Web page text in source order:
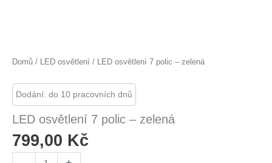
Domů / LED osvětlení / LED osvětlení 7 polic – zelená
Dodání: do 10 pracovních dnů
LED osvětlení 7 polic – zelená
799,00 Kč